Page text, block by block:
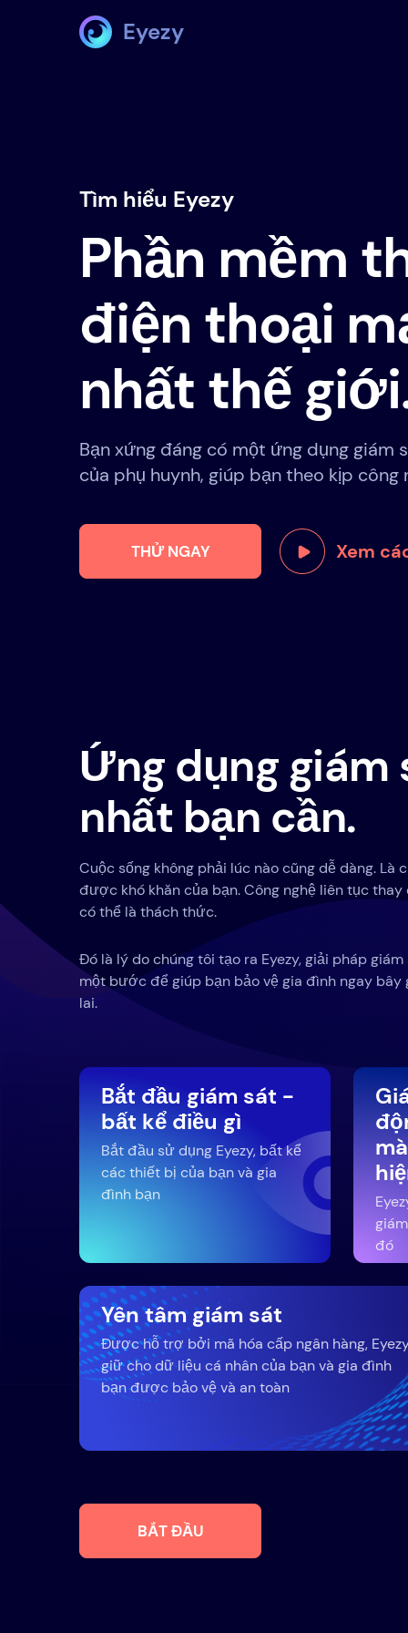
Eyezy
Tìm hiểu Eyezy
Phần mềm
điện thoại
nhất thế
Bạn xứng đáng có một ứng dụng giám
của phụ huynh, giúp bạn theo kịp công
THỬ NGAY Xem
Ứng dụng giám
nhất bạn cần.
Cuộc sống không phải lúc nào cũng dễ dàng. Là
được khó khăn của bạn. Công nghệ liên tục
có thể là thách thức.
Đó là lý do chúng tôi tạo ra Eyezy, giải pháp
một bước để giúp bạn bảo vệ gia đình ngay
lai.
Bắt đầu giám sát -
bất kể điều gì
Bắt đầu sử dụng Eyezy, bất kể
các thiết bị của bạn và gia
đình bạn
đó
Yên tâm giám sát
Được hỗ trợ bởi mã hóa cấp ngân hàng,
giữ cho dữ liệu cá nhân của bạn và gia đình
bạn được bảo vệ và an toàn
BẮT ĐẦU